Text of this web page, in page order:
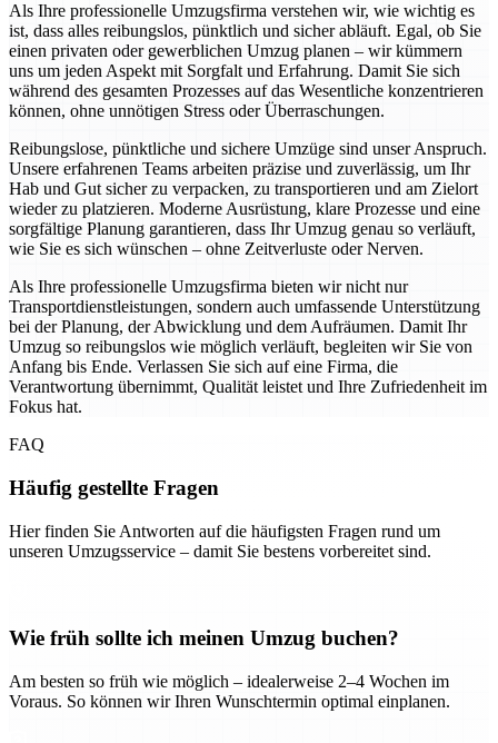
Als Ihre professionelle Umzugsfirma verstehen wir, wie wichtig es
ist, dass alles reibungslos, pünktlich und sicher abläuft. Egal, ob Sie
einen privaten oder gewerblichen Umzug planen – wir kümmern
uns um jeden Aspekt mit Sorgfalt und Erfahrung. Damit Sie sich
während des gesamten Prozesses auf das Wesentliche konzentrieren
können, ohne unnötigen Stress oder Überraschungen.
Reibungslose, pünktliche und sichere Umzüge sind unser Anspruch.
Unsere erfahrenen Teams arbeiten präzise und zuverlässig, um Ihr
Hab und Gut sicher zu verpacken, zu transportieren und am Zielort
wieder zu platzieren. Moderne Ausrüstung, klare Prozesse und eine
sorgfältige Planung garantieren, dass Ihr Umzug genau so verläuft,
wie Sie es sich wünschen – ohne Zeitverluste oder Nerven.
Als Ihre professionelle Umzugsfirma bieten wir nicht nur
Transportdienstleistungen, sondern auch umfassende Unterstützung
bei der Planung, der Abwicklung und dem Aufräumen. Damit Ihr
Umzug so reibungslos wie möglich verläuft, begleiten wir Sie von
Anfang bis Ende. Verlassen Sie sich auf eine Firma, die
Verantwortung übernimmt, Qualität leistet und Ihre Zufriedenheit im
Fokus hat.
FAQ
Häufig gestellte Fragen
Hier finden Sie Antworten auf die häufigsten Fragen rund um
unseren Umzugsservice – damit Sie bestens vorbereitet sind.
Wie früh sollte ich meinen Umzug buchen?
Am besten so früh wie möglich – idealerweise 2–4 Wochen im
Voraus. So können wir Ihren Wunschtermin optimal einplanen.